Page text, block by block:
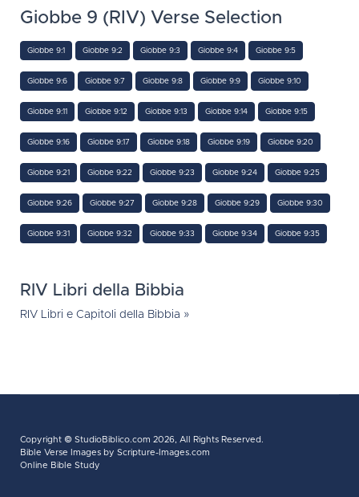
Giobbe 9 (RIV) Verse Selection
Giobbe 9:1 Giobbe 9:2 Giobbe 9:3 Giobbe 9:4 Giobbe 9:5
Giobbe 9:6 Giobbe 9:7 Giobbe 9:8 Giobbe 9:9 Giobbe 9:10
Giobbe 9:11 Giobbe 9:12 Giobbe 9:13 Giobbe 9:14 Giobbe 9:15
Giobbe 9:16 Giobbe 9:17 Giobbe 9:18 Giobbe 9:19 Giobbe 9:20
Giobbe 9:21 Giobbe 9:22 Giobbe 9:23 Giobbe 9:24 Giobbe 9:25
Giobbe 9:26 Giobbe 9:27 Giobbe 9:28 Giobbe 9:29 Giobbe 9:30
Giobbe 9:31 Giobbe 9:32 Giobbe 9:33 Giobbe 9:34 Giobbe 9:35
RIV Libri della Bibbia
RIV Libri e Capitoli della Bibbia »
Copyright © StudioBiblico.com 2026, All Rights Reserved.
Bible Verse Images by Scripture-Images.com
Online Bible Study